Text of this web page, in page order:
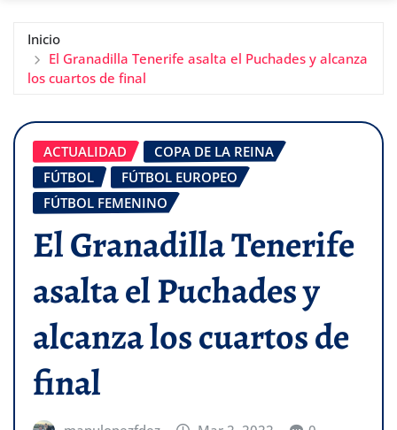
Inicio
El Granadilla Tenerife asalta el Puchades y alcanza
los cuartos de final
ACTUALIDAD
COPA DE LA REINA
FÚTBOL
FÚTBOL EUROPEO
FÚTBOL FEMENINO
El Granadilla Tenerife
asalta el Puchades y
alcanza los cuartos de
final